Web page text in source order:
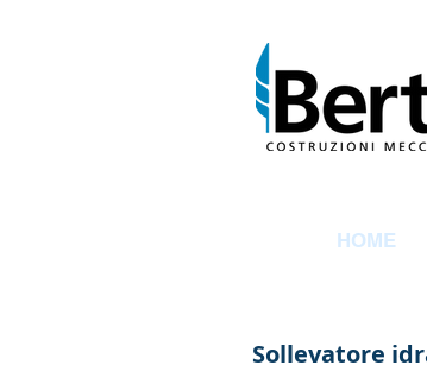
HOME
Sollevatore